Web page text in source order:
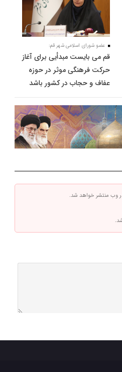
عضو شورای اسلامی شهر قم:
قم می بایست مبدأیی برای آغاز
حرکت فرهنگی موثر در حوزه
عفاف و حجاب در کشور باشد
وب منتشر خواهد شد.